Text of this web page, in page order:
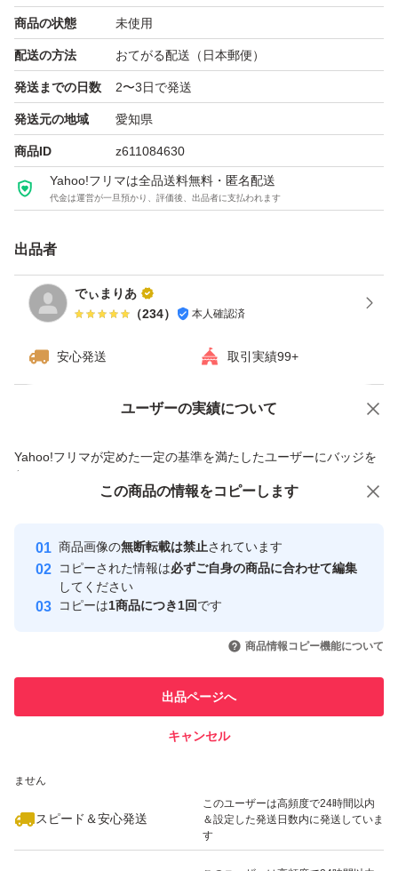
商品の状態 未使用
配送の方法 おてがる配送（日本郵便）
発送までの日数 2〜3日で発送
発送元の地域 愛知県
商品ID z611084630
Yahoo!フリマは全品送料無料・匿名配送
代金は運営が一旦預かり、評価後、出品者に支払われます
出品者
でぃまりあ
（234） 本人確認済
安心発送 取引実績99+
ユーザーの実績について
Yahoo!フリマが定めた一定の基準を満たしたユーザーにバッジを
付与しています
安心取引出品者
心・安全なユーザーです
取引実績
引を完了させた実績があります
での取引実績があります
ません
スピード＆安心発送
このユーザーは高頻度で24時間以内
＆設定した発送日数内に発送していま
す
価格の相談 商品への質問
この商品の情報をコピーします
商品画像の無断転載は禁止されています
コピーされた情報は必ずご自身の商品に合わせて編集
してください
コピーは1商品につき1回です
商品情報コピー機能について
出品ページへ
キャンセル
この商品をみている人にオススメ